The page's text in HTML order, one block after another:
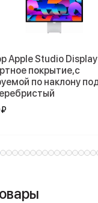
Apple Studio
покрытие,с
по наклону